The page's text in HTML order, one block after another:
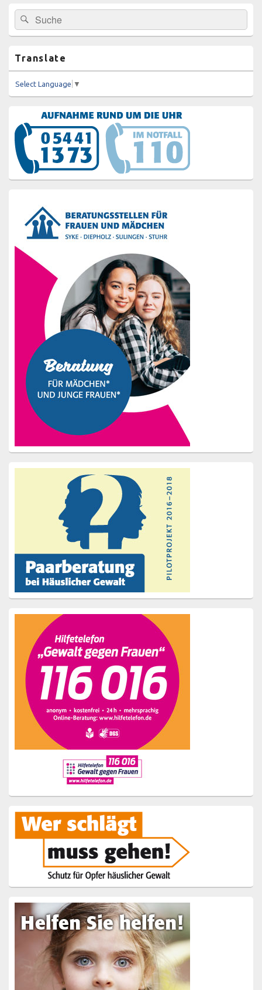
Primärer
Seitenleisten-
Widgetbereich
Suchen
nach:
Suchen
Translate
Select Language ▼